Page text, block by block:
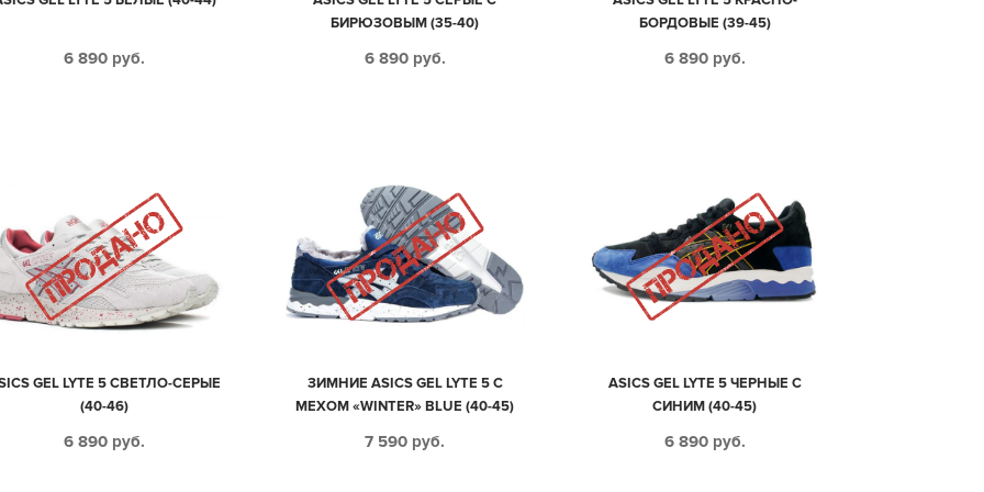
6 890 руб.
БИРЮЗОВЫМ (35-40)
6 890 руб.
БОРДОВЫЕ (39-45)
6 890 руб.
GEL LYTE 5 СВЕТЛО-СЕРЫЕ
(40-46)
6 890 руб.
ЗИМНИЕ ASICS GEL LYTE 5 С
МЕХОМ «WINTER» BLUE (40-45)
7 590 руб.
ASICS GEL LYTE 5 ЧЕРНЫЕ С
СИНИМ (40-45)
6 890 руб.